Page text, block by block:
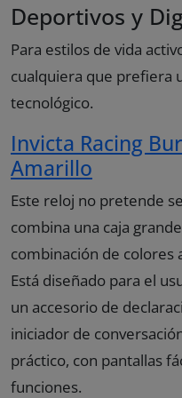
Deportivos y
Para estilos de vida
cualquiera que prefiera
tecnológico.
Invicta Racing
Amarillo
Este reloj no pretende
combina una caja
combinación de colores
Está diseñado para el
un accesorio de
iniciador de
práctico, con pantallas
funciones.